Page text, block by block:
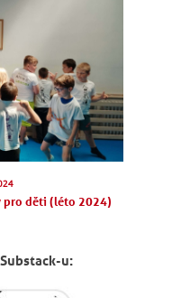
pro děti (léto 2024)
u: